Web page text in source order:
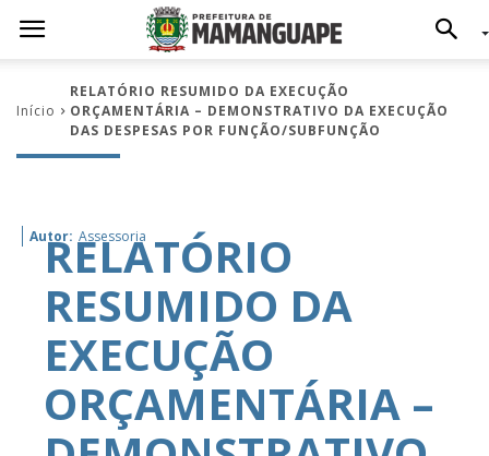
Início
RELATÓRIO RESUMIDO DA EXECUÇÃO
ORÇAMENTÁRIA – DEMONSTRATIVO DA EXECUÇÃO
DAS DESPESAS POR FUNÇÃO/SUBFUNÇÃO
Autor: Assessoria
RELATÓRIO
RESUMIDO DA
EXECUÇÃO
ORÇAMENTÁRIA –